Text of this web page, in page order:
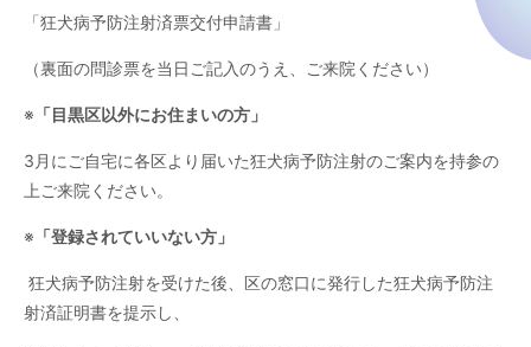
「狂犬病予防注射済票交付申請書」
（裏面の問診票を当日ご記入のうえ、ご来院ください）
※ 「目黒区以外にお住まいの方」
3月にご自宅に各区より届いた狂犬病予防注射のご案内を持参の
上ご来院ください。
※ 「登録されていいない方」
狂犬病予防注射を受けた後、区の窓口に発行した狂犬病予防注
射済証明書を提示し、